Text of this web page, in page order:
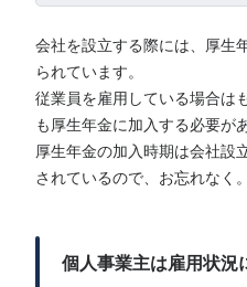
会社を設立する際には、厚生
られています。
従業員を雇用している場合は
も厚生年金に加入する必要が
厚生年金の加入時期は会社設
されているので、お忘れなく。
個人事業主は雇用状況